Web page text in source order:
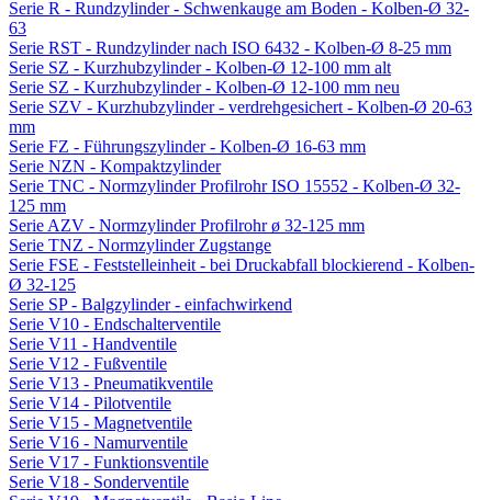
Serie R - Rundzylinder - Schwenkauge am Boden - Kolben-Ø 32-
63
Serie RST - Rundzylinder nach ISO 6432 - Kolben-Ø 8-25 mm
Serie SZ - Kurzhubzylinder - Kolben-Ø 12-100 mm alt
Serie SZ - Kurzhubzylinder - Kolben-Ø 12-100 mm neu
Serie SZV - Kurzhubzylinder - verdrehgesichert - Kolben-Ø 20-63
mm
Serie FZ - Führungszylinder - Kolben-Ø 16-63 mm
Serie NZN - Kompaktzylinder
Serie TNC - Normzylinder Profilrohr ISO 15552 - Kolben-Ø 32-
125 mm
Serie AZV - Normzylinder Profilrohr ø 32-125 mm
Serie TNZ - Normzylinder Zugstange
Serie FSE - Feststelleinheit - bei Druckabfall blockierend - Kolben-
Ø 32-125
Serie SP - Balgzylinder - einfachwirkend
Serie V10 - Endschalterventile
Serie V11 - Handventile
Serie V12 - Fußventile
Serie V13 - Pneumatikventile
Serie V14 - Pilotventile
Serie V15 - Magnetventile
Serie V16 - Namurventile
Serie V17 - Funktionsventile
Serie V18 - Sonderventile